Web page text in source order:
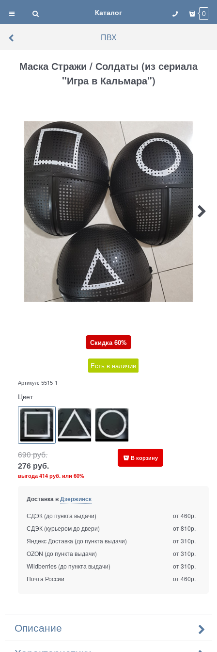
Каталог 0
ПВХ
Маска Стражи / Солдаты (из сериала
"Игра в Кальмара")
Скидка 60%
Есть в наличии
Артикул: 5515-1
Цвет
690руб.
276 руб.
выгода414 руб. или60%
В корзину
Доставка вДзержинск
СДЭК (до пункта выдачи)
от 460р.
СДЭК (курьером до двери)
от 810р.
Яндекс Доставка (до пункта выдачи)
от 310р.
OZON (до пункта выдачи)
от 310р.
Wildberries (до пункта выдачи)
от 310р.
Почта России
от 460р.
Описание